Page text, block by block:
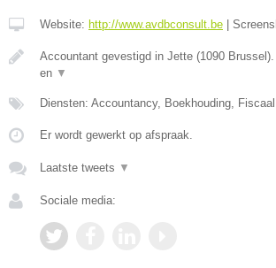
Website: http://www.avdbconsult.be |
Accountant gevestigd in Jette (1090
en ▼
Diensten: Accountancy, Boekhouding,
Er wordt gewerkt op afspraak.
Laatste tweets ▼
Sociale media: